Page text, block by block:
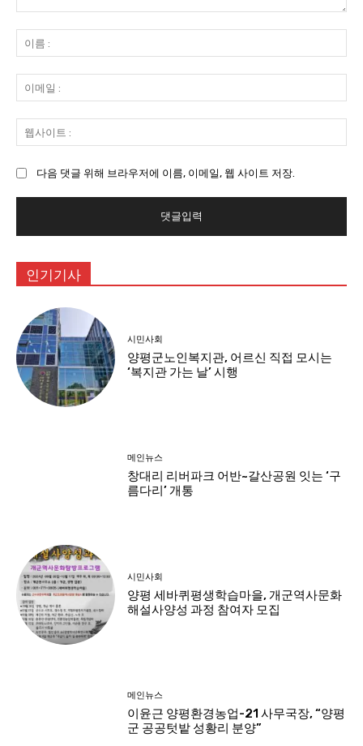
:
름
:
메
일
사
:
다음 댓글 위해 브라우저에 이름, 이메일, 웹 사이트 저장.
인기기사
시민사회
양평군노인복지관, 어르신 직접 모시는
‘복지관 가는 날’ 시행
메인뉴스
창대리 리버파크 어반~갈산공원 잇는 ‘구
름다리’ 개통
시민사회
양평 세바퀴평생학습마을, 개군역사문화
해설사양성 과정 참여자 모집
메인뉴스
이윤근 양평환경농업-21 사무국장, “양평
군 공공텃밭 성황리 분양”